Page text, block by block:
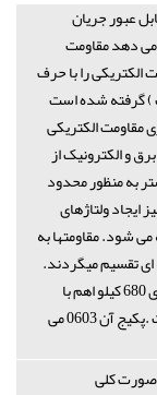
عبور جریان
می دهد مقاومت
الکتریکی را با حرف
) گرفته شده است
مقاومت الکتریکی
و الکترونیک از
به منظور محدود
ایجاد ولتاژهای
شود. مقاومتها به
تقسیم میگردند.
این مقاومت یک مقاومت کربنی ی 680 کیلو اهم با
تلورانس 5% و ولتاژ 50 ولت است .پکیج آن 0603 می
کلی